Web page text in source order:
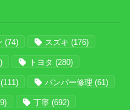
(74) スズキ (176)
トヨタ (280)
(111) バンパー修理 (61)
丁寧 (692)